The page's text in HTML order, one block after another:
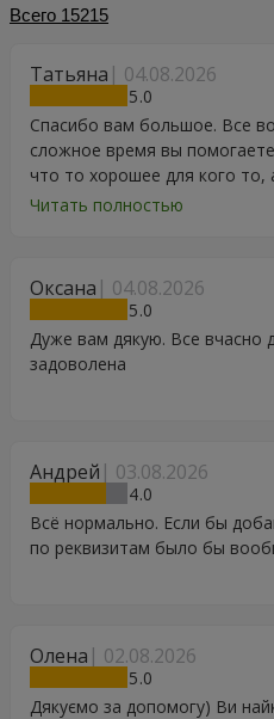
Всего 15215
Татьяна 04.08.2026
5
Спасибо вам большое. Все
сложное время вы
что то хорошее для кого то,
порадоваться цветам,
Читать полностью
Оксана 04.08.2026
5
Дуже вам дякую. Все вчасно
задоволена
Андрей 03.08.2026
4
Всё нормально. Если бы
по реквизитам было бы
Олена 02.08.2026
5
Дякуємо за допомогу) Ви